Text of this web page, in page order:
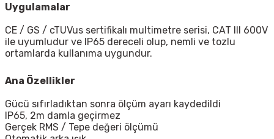
Uygulamalar
CE / GS / cTUVus sertifikalı multimetre serisi, CAT III 600V
ile uyumludur ve IP65 dereceli olup, nemli ve tozlu
ortamlarda kullanıma uygundur.
Ana Özellikler
Gücü sıfırladıktan sonra ölçüm ayarı kaydedildi
IP65, 2m damla geçirmez
Gerçek RMS / Tepe değeri ölçümü